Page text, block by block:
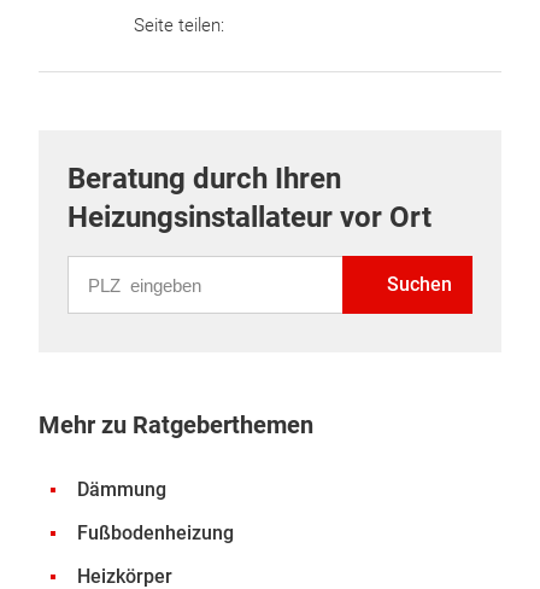
Seite teilen:
Beratung durch Ihren
Heizungsinstallateur vor Ort
Suchen
Mehr zu Ratgeberthemen
Dämmung
Fußbodenheizung
Heizkörper